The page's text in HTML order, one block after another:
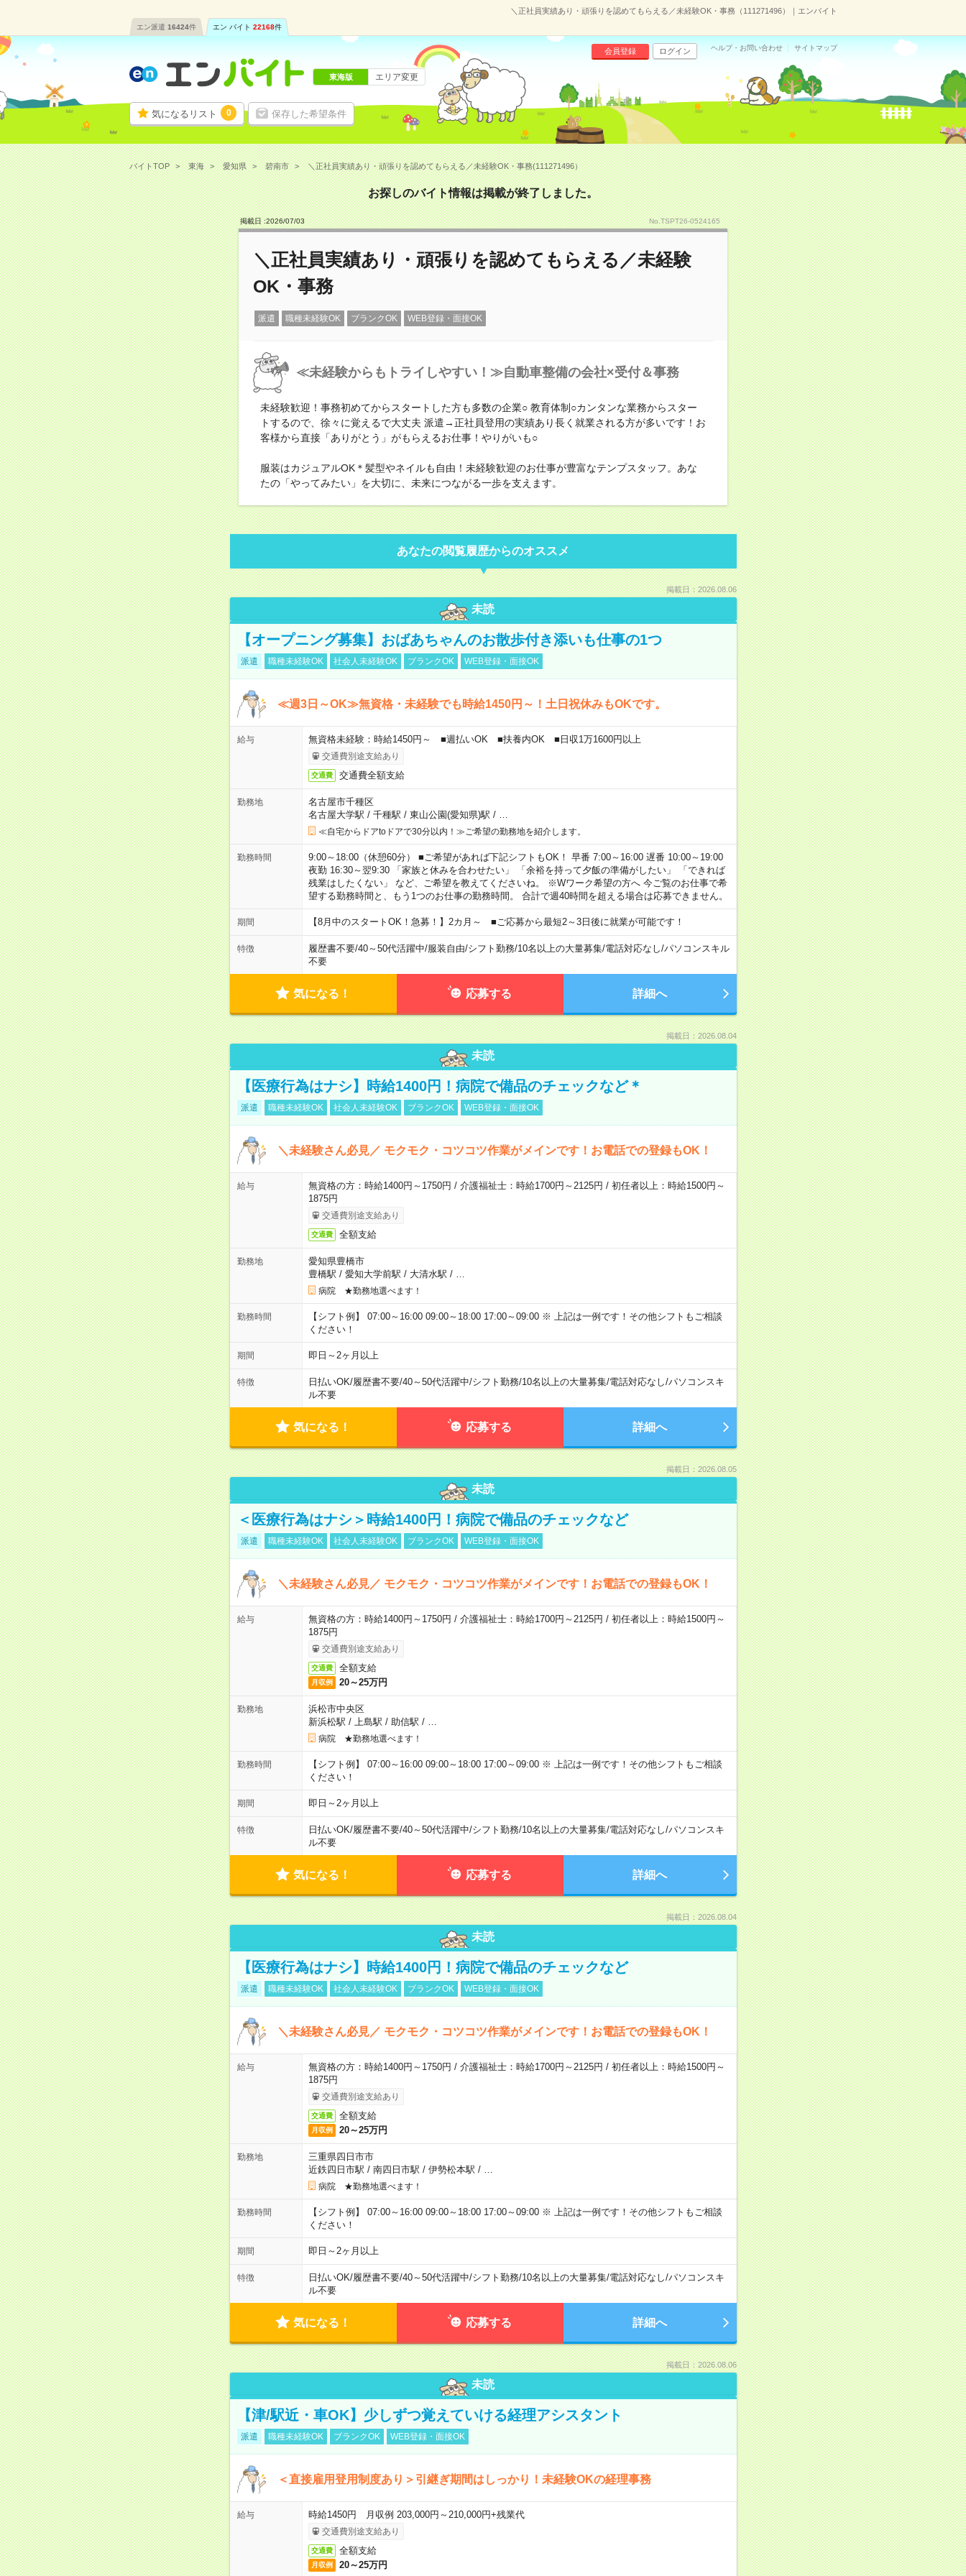
＼正社員実績あり・頑張りを認めてもらえる／未経験OK・事務（111271496）｜エンバイト
エン派遣 16424件 エン バイト 22168件
気になるリスト 0 保存した希望条件
会員登録 ログイン ヘルプ・お問い合わせ サイトマップ
東海版 エリア変更
バイトTOP 東海 愛知県 碧南市 ＼正社員実績あり・頑張りを認めてもらえる／未経験OK・事務(111271496）
お探しのバイト情報は掲載が終了しました。
掲載日 :2026/07/03 No.TSPT26-0524165
＼正社員実績あり・頑張りを認めてもらえる／未経験
OK・事務
派遣 職種未経験OK ブランクOK WEB登録・面接OK
≪未経験からもトライしやすい！≫自動車整備の会社×受付＆事務
未経験歓迎！事務初めてからスタートした方も多数の企業○ 教育体制○カンタンな業務からスター
トするので、徐々に覚えるで大丈夫 派遣→正社員登用の実績あり長く就業される方が多いです！お
客様から直接「ありがとう」がもらえるお仕事！やりがいも○
服装はカジュアルOK＊髪型やネイルも自由！未経験歓迎のお仕事が豊富なテンプスタッフ。あな
たの「やってみたい」を大切に、未来につながる一歩を支えます。
あなたの閲覧履歴からのオススメ
掲載日：2026.08.06
未読
【オープニング募集】おばあちゃんのお散歩付き添いも仕事の1つ
派遣 職種未経験OK 社会人未経験OK ブランクOK WEB登録・面接OK
≪週3日～OK≫無資格・未経験でも時給1450円～！土日祝休みもOKです。
給与 無資格未経験：時給1450円～ ■週払いOK ■扶養内OK ■日収1万1600円以上
交通費別途支給あり
交通費 交通費全額支給
勤務地
名古屋市千種区
名古屋大学駅 / 千種駅 / 東山公園(愛知県)駅 /
≪自宅からドアtoドアで30分以内！≫ご希望の勤務地を紹介します。
勤務時間
9:00～18:00（休憩60分） ■ご希望があれば下記シフトもOK！ 早番 7:00～16:00 遅番 10:00～19:00
夜勤 16:30～翌9:30 「家族と休みを合わせたい」 「余裕を持って夕飯の準備がしたい」 「できれば
残業はしたくない」 など、ご希望を教えてくださいね。 ※Wワーク希望の方へ 今ご覧のお仕事で希
望する勤務時間と、もう1つのお仕事の勤務時間。 合計で週40時間を超える場合は応募できません。
期間 【8月中のスタートOK！急募！】2カ月～ ■ご応募から最短2～3日後に就業が可能です！
特徴 履歴書不要/40～50代活躍中/服装自由/シフト勤務/10名以上の大量募集/電話対応なし/パソコンスキル
不要
気になる！ 応募する 詳細へ
掲載日：2026.08.04
未読
【医療行為はナシ】時給1400円！病院で備品のチェックなど＊
派遣 職種未経験OK 社会人未経験OK ブランクOK WEB登録・面接OK
＼未経験さん必見／ モクモク・コツコツ作業がメインです！お電話での登録もOK！
給与
無資格の方：時給1400円～1750円 / 介護福祉士：時給1700円～2125円 / 初任者以上：時給1500円～
1875円
交通費別途支給あり
交通費 全額支給
勤務地
愛知県豊橋市
豊橋駅 / 愛知大学前駅 / 大清水駅 /
病院 ★勤務地選べます！
勤務時間
【シフト例】 07:00～16:00 09:00～18:00 17:00～09:00 ※ 上記は一例です！その他シフトもご相談
ください！
期間 即日～2ヶ月以上
特徴 日払いOK/履歴書不要/40～50代活躍中/シフト勤務/10名以上の大量募集/電話対応なし/パソコンスキ
ル不要
気になる！ 応募する 詳細へ
掲載日：2026.08.05
未読
＜医療行為はナシ＞時給1400円！病院で備品のチェックなど
派遣 職種未経験OK 社会人未経験OK ブランクOK WEB登録・面接OK
＼未経験さん必見／ モクモク・コツコツ作業がメインです！お電話での登録もOK！
給与
無資格の方：時給1400円～1750円 / 介護福祉士：時給1700円～2125円 / 初任者以上：時給1500円～
1875円
交通費別途支給あり
交通費 全額支給
月収例 20～25万円
勤務地
浜松市中央区
新浜松駅 / 上島駅 / 助信駅 /
病院 ★勤務地選べます！
勤務時間
【シフト例】 07:00～16:00 09:00～18:00 17:00～09:00 ※ 上記は一例です！その他シフトもご相談
ください！
期間 即日～2ヶ月以上
特徴 日払いOK/履歴書不要/40～50代活躍中/シフト勤務/10名以上の大量募集/電話対応なし/パソコンスキ
ル不要
気になる！ 応募する 詳細へ
掲載日：2026.08.04
未読
【医療行為はナシ】時給1400円！病院で備品のチェックなど
派遣 職種未経験OK 社会人未経験OK ブランクOK WEB登録・面接OK
＼未経験さん必見／ モクモク・コツコツ作業がメインです！お電話での登録もOK！
給与
無資格の方：時給1400円～1750円 / 介護福祉士：時給1700円～2125円 / 初任者以上：時給1500円～
1875円
交通費別途支給あり
交通費 全額支給
月収例 20～25万円
勤務地
三重県四日市市
近鉄四日市駅 / 南四日市駅 / 伊勢松本駅 /
病院 ★勤務地選べます！
勤務時間
【シフト例】 07:00～16:00 09:00～18:00 17:00～09:00 ※ 上記は一例です！その他シフトもご相談
ください！
期間 即日～2ヶ月以上
特徴 日払いOK/履歴書不要/40～50代活躍中/シフト勤務/10名以上の大量募集/電話対応なし/パソコンスキ
ル不要
気になる！ 応募する 詳細へ
掲載日：2026.08.06
未読
【津/駅近・車OK】少しずつ覚えていける経理アシスタント
派遣 職種未経験OK ブランクOK WEB登録・面接OK
＜直接雇用登用制度あり＞引継ぎ期間はしっかり！未経験OKの経理事務
給与 時給1450円 月収例 203,000円～210,000円+残業代
交通費別途支給あり
交通費 全額支給
月収例 20～25万円